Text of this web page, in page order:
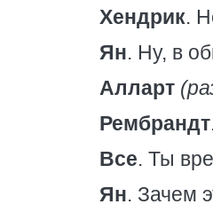
Хендрик.
Ян. Ну, в
Алларт
Рембрандт
Все. Ты
Ян. Зачем